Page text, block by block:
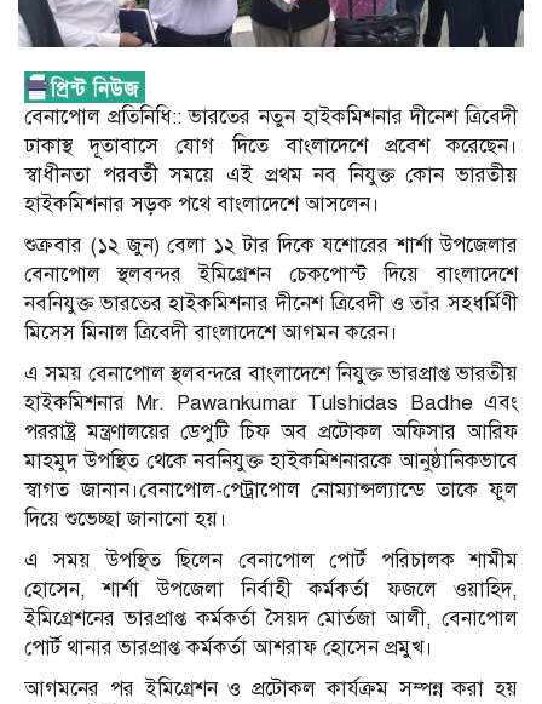
বেনাপোল প্রতিনিধি:: ভারতের নতুন হাইকমিশনার দীনেশ ত্রিবেদী
ঢাকাস্থ দূতাবাসে যোগ দিতে বাংলাদেশে প্রবেশ করেছেন।
স্বাধীনতা পরবর্তী সময়ে এই প্রথম নব নিযুক্ত কোন ভারতীয়
হাইকমিশনার সড়ক পথে বাংলাদেশে আসলেন।
শুক্রবার (১২ জুন) বেলা ১২ টার দিকে যশোরের শার্শা উপজেলার
বেনাপোল স্থলবন্দর ইমিগ্রেশন চেকপোস্ট দিয়ে বাংলাদেশে
নবনিযুক্ত ভারতের হাইকমিশনার দীনেশ ত্রিবেদী ও তাঁর সহধর্মিণী
মিসেস মিনাল ত্রিবেদী বাংলাদেশে আগমন করেন।
এ সময় বেনাপোল স্থলবন্দরে বাংলাদেশে নিযুক্ত ভারপ্রাপ্ত ভারতীয়
হাইকমিশনার Mr. Pawankumar Tulshidas Badhe এবং
পররাষ্ট্র মন্ত্রণালয়ের ডেপুটি চিফ অব প্রটোকল অফিসার আরিফ
মাহমুদ উপস্থিত থেকে নবনিযুক্ত হাইকমিশনারকে আনুষ্ঠানিকভাবে
স্বাগত জানান।বেনাপোল-পেট্রাপোল নোম্যান্সল্যান্ডে তাকে ফুল
দিয়ে শুভেচ্ছা জানানো হয়।
এ সময় উপস্থিত ছিলেন বেনাপোল পোর্ট পরিচালক শামীম
হোসেন, শার্শা উপজেলা নির্বাহী কর্মকর্তা ফজলে ওয়াহিদ,
ইমিগ্রেশনের ভারপ্রাপ্ত কর্মকর্তা সৈয়দ মোর্তজা আলী, বেনাপোল
পোর্ট থানার ভারপ্রাপ্ত কর্মকর্তা আশরাফ হোসেন প্রমুখ।
আগমনের পর ইমিগ্রেশন ও প্রটোকল কার্যক্রম সম্পন্ন করা হয়